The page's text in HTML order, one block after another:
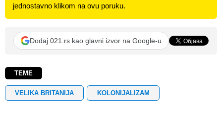
jednostavno klikom na ovu poruku.
Dodaj 021.rs kao glavni izvor na Google-u
TEME
VELIKA BRITANIJA KOLONIJALIZAM